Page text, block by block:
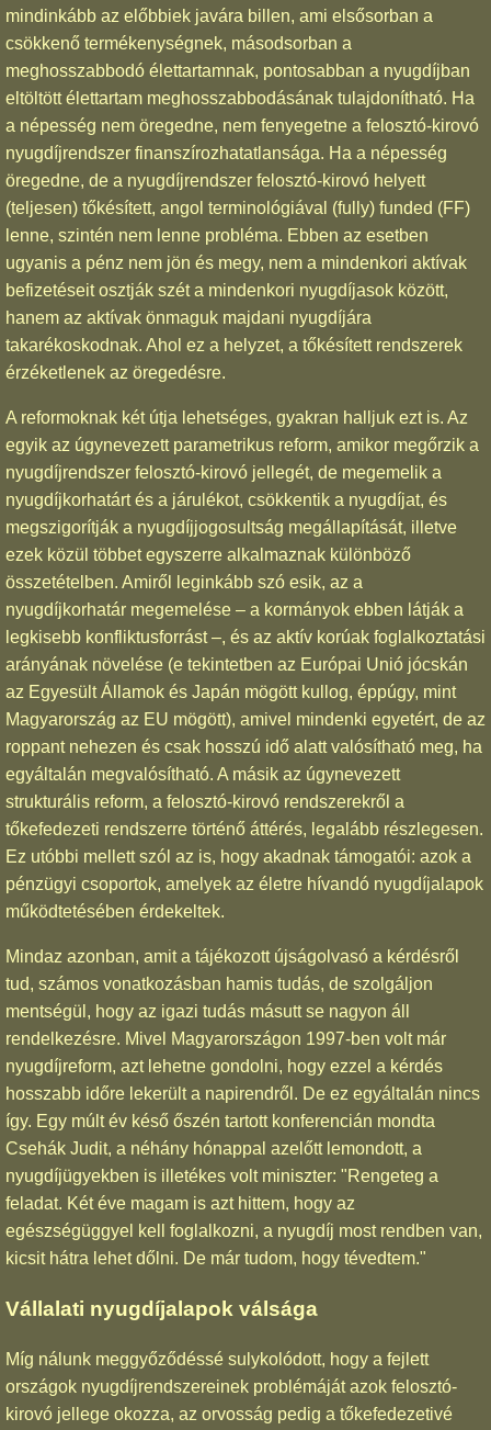
mindinkább az előbbiek javára billen, ami elsősorban a
csökkenő termékenységnek, másodsorban a
meghosszabbodó élettartamnak, pontosabban a nyugdíjban
eltöltött élettartam meghosszabbodásának tulajdonítható. Ha
a népesség nem öregedne, nem fenyegetne a felosztó-kirovó
nyugdíjrendszer finanszírozhatatlansága. Ha a népesség
öregedne, de a nyugdíjrendszer felosztó-kirovó helyett
(teljesen) tőkésített, angol terminológiával (fully) funded (FF)
lenne, szintén nem lenne probléma. Ebben az esetben
ugyanis a pénz nem jön és megy, nem a mindenkori aktívak
befizetéseit osztják szét a mindenkori nyugdíjasok között,
hanem az aktívak önmaguk majdani nyugdíjára
takarékoskodnak. Ahol ez a helyzet, a tőkésített rendszerek
érzéketlenek az öregedésre.
A reformoknak két útja lehetséges, gyakran halljuk ezt is. Az
egyik az úgynevezett parametrikus reform, amikor megőrzik a
nyugdíjrendszer felosztó-kirovó jellegét, de megemelik a
nyugdíjkorhatárt és a járulékot, csökkentik a nyugdíjat, és
megszigorítják a nyugdíjjogosultság megállapítását, illetve
ezek közül többet egyszerre alkalmaznak különböző
összetételben. Amiről leginkább szó esik, az a
nyugdíjkorhatár megemelése – a kormányok ebben látják a
legkisebb konfliktusforrást –, és az aktív korúak foglalkoztatási
arányának növelése (e tekintetben az Európai Unió jócskán
az Egyesült Államok és Japán mögött kullog, éppúgy, mint
Magyarország az EU mögött), amivel mindenki egyetért, de az
roppant nehezen és csak hosszú idő alatt valósítható meg, ha
egyáltalán megvalósítható. A másik az úgynevezett
strukturális reform, a felosztó-kirovó rendszerekről a
tőkefedezeti rendszerre történő áttérés, legalább részlegesen.
Ez utóbbi mellett szól az is, hogy akadnak támogatói: azok a
pénzügyi csoportok, amelyek az életre hívandó nyugdíjalapok
működtetésében érdekeltek.
Mindaz azonban, amit a tájékozott újságolvasó a kérdésről
tud, számos vonatkozásban hamis tudás, de szolgáljon
mentségül, hogy az igazi tudás másutt se nagyon áll
rendelkezésre. Mivel Magyarországon 1997-ben volt már
nyugdíjreform, azt lehetne gondolni, hogy ezzel a kérdés
hosszabb időre lekerült a napirendről. De ez egyáltalán nincs
így. Egy múlt év késő őszén tartott konferencián mondta
Csehák Judit, a néhány hónappal azelőtt lemondott, a
nyugdíjügyekben is illetékes volt miniszter: "Rengeteg a
feladat. Két éve magam is azt hittem, hogy az
egészségüggyel kell foglalkozni, a nyugdíj most rendben van,
kicsit hátra lehet dőlni. De már tudom, hogy tévedtem."
Vállalati nyugdíjalapok válsága
Míg nálunk meggyőződéssé sulykolódott, hogy a fejlett
országok nyugdíjrendszereinek problémáját azok felosztó-
kirovó jellege okozza, az orvosság pedig a tőkefedezetivé